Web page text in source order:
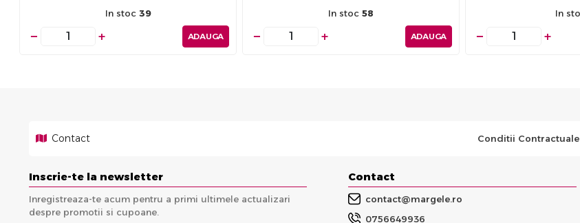
In stoc 39
− + ADAUGA
In stoc 58
− + ADAUGA
In
− +
Contact Conditii Contractuale
Inscrie-te la newsletter
Inregistreaza-te acum pentru a primi ultimele actualizari
despre promotii si cupoane.
Contact
contact@margele.ro
0756649936